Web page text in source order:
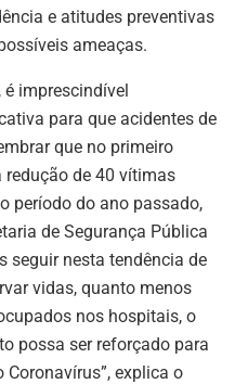
e atitudes preventivas
ameaças.
é imprescindível
para que acidentes de
que no primeiro
redução de 40 vítimas
período do ano passado,
de Segurança Pública
seguir nesta tendência de
vidas, quanto menos
nos hospitais, o
possa ser reforçado para
explica o